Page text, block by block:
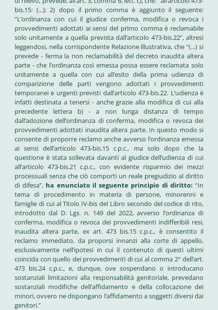
bis.15: (...); 2) dopo il primo comma è aggiunto il seguente:
“L’ordinanza con cui il giudice conferma, modifica o revoca i
provvedimenti adottati ai sensi del primo comma è reclamabile
solo unitamente a quella prevista dall’articolo 473-bis.22”, altresì
leggendosi, nella corrispondente Relazione illustrativa, che “(...) si
prevede - ferma la non reclamabilità del decreto inaudita altera
parte - che l’ordinanza così emessa possa essere reclamata solo
unitamente a quella con cui all’esito della prima udienza di
comparizione delle parti vengono adottati i provvedimenti
temporanei e urgenti previsti dall’articolo 473-bis.22. L’udienza è
infatti destinata a tenersi - anche grazie alla modifica di cui alla
precedente lettera b) - a non lunga distanza di tempo
dall’adozione dell’ordinanza di conferma, modifica o revoca dei
provvedimenti adottati inaudita altera parte. In questo modo si
consente di proporre reclamo anche avverso l’ordinanza emessa
ai sensi dell’articolo 473-bis.15 c.p.c., ma solo dopo che la
questione è stata sollevata davanti al giudice dell’udienza di cui
all’articolo 473-bis.21 c.p.c., con evidente risparmio dei mezzi
processuali senza che ciò comporti un reale pregiudizio al diritto
di difesa”, ha enunciato il seguente principio di diritto: “In
tema di procedimento in materia di persone, minorenni e
famiglie di cui al Titolo IV-bis del Libro secondo del codice di rito,
introdotto dal D. Lgs. n. 149 del 2022, avverso l’ordinanza di
conferma, modifica o revoca dei provvedimenti indifferibili resi,
inaudita altera parte, ex art. 473 bis.15 c.p.c., è consentito il
reclamo immediato, da proporsi innanzi alla corte di appello,
esclusivamente nell’ipotesi in cui il contenuto di questi ultimi
coincida con quello dei provvedimenti di cui al comma 2° dell’art.
473 bis.24 c.p.c., e, dunque, ove sospendano o introducano
sostanziali limitazioni alla responsabilità genitoriale, prevedano
sostanziali modifiche dell’affidamento e della collocazione dei
minori, ovvero ne dispongano l’affidamento a soggetti diversi dai
genitori.”